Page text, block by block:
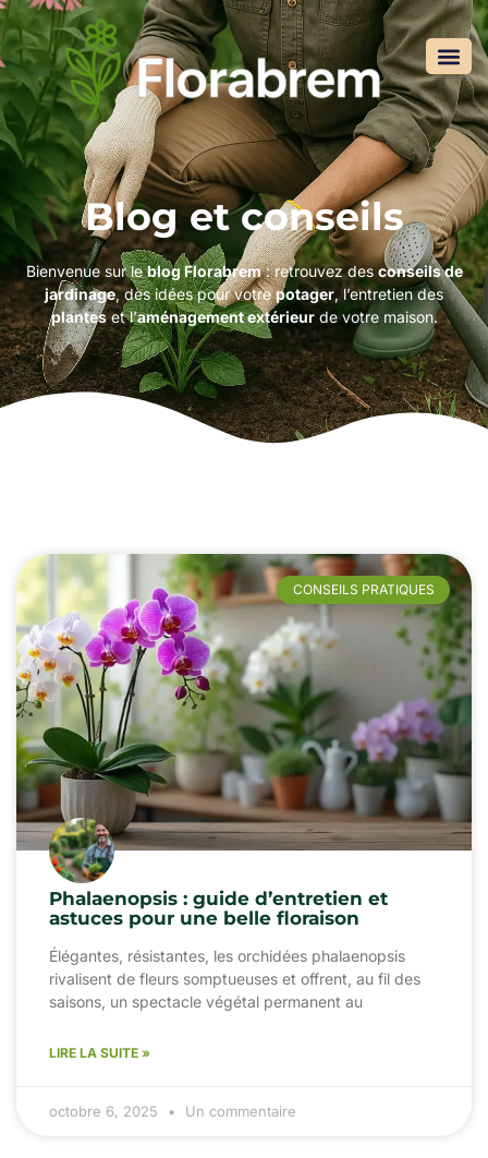
Blog et conseils
Bienvenue sur leblog Florabrem: retrouvez desconseils de
jardinage, des idées pour votrepotager, l’entretien des
planteset l’aménagement extérieurde votre maison.
CONSEILS PRATIQUES
Phalaenopsis : guide d’entretien et
astuces pour une belle floraison
Élégantes, résistantes, les orchidées phalaenopsis
rivalisent de fleurs somptueuses et offrent, au fil des
saisons, un spectacle végétal permanent au
LIRE LA SUITE »
octobre 6, 2025 Un commentaire